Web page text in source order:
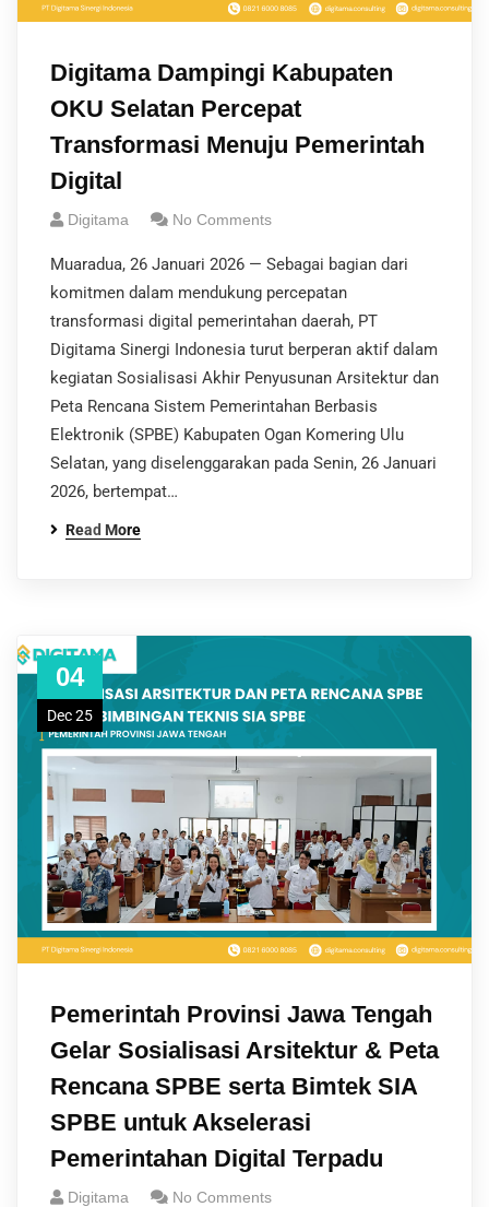
Digitama Dampingi Kabupaten
OKU Selatan Percepat
Transformasi Menuju Pemerintah
Digital
Digitama No Comments
Muaradua, 26 Januari 2026 — Sebagai bagian dari
komitmen dalam mendukung percepatan
transformasi digital pemerintahan daerah, PT
Digitama Sinergi Indonesia turut berperan aktif dalam
kegiatan Sosialisasi Akhir Penyusunan Arsitektur dan
Peta Rencana Sistem Pemerintahan Berbasis
Elektronik (SPBE) Kabupaten Ogan Komering Ulu
Selatan, yang diselenggarakan pada Senin, 26 Januari
2026, bertempat…
Read More
04
Dec 25
Pemerintah Provinsi Jawa Tengah
Gelar Sosialisasi Arsitektur & Peta
Rencana SPBE serta Bimtek SIA
SPBE untuk Akselerasi
Pemerintahan Digital Terpadu
Digitama No Comments